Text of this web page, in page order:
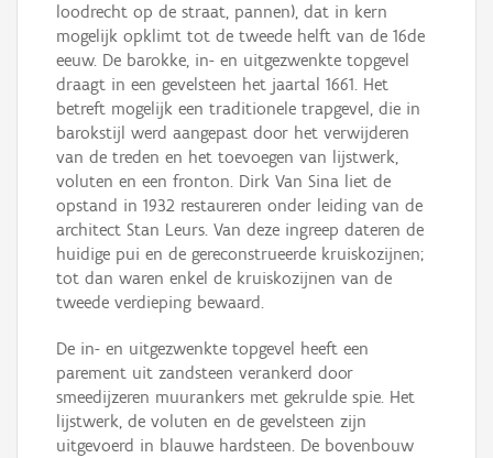
loodrecht op de straat, pannen), dat in kern
mogelijk opklimt tot de tweede helft van de 16de
eeuw. De barokke, in- en uitgezwenkte topgevel
draagt in een gevelsteen het jaartal 1661. Het
betreft mogelijk een traditionele trapgevel, die in
barokstijl werd aangepast door het verwijderen
van de treden en het toevoegen van lijstwerk,
voluten en een fronton. Dirk Van Sina liet de
opstand in 1932 restaureren onder leiding van de
architect Stan Leurs. Van deze ingreep dateren de
huidige pui en de gereconstrueerde kruiskozijnen;
tot dan waren enkel de kruiskozijnen van de
tweede verdieping bewaard.
De in- en uitgezwenkte topgevel heeft een
parement uit zandsteen verankerd door
smeedijzeren muurankers met gekrulde spie. Het
lijstwerk, de voluten en de gevelsteen zijn
uitgevoerd in blauwe hardsteen. De bovenbouw